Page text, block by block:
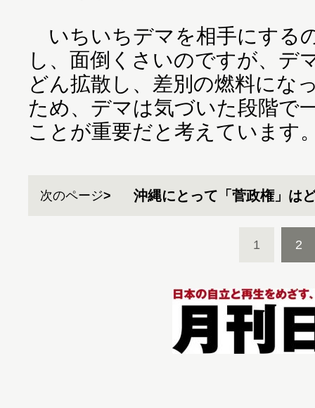
いちいちデマを相手にする
し、面倒くさいのですが、デ
どん拡散し、差別の燃料にな
ため、デマは気づいた段階で
ことが重要だと考えています
次のページ 沖縄にとって「菅政権」は
1 2